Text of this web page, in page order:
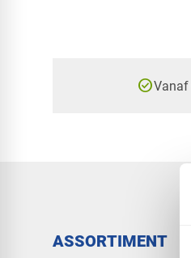
check_circleVanaf
ASSORTIMENT